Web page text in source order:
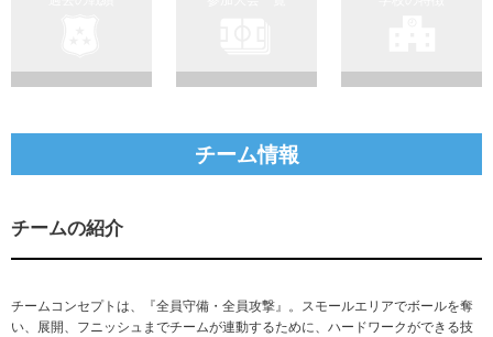
チーム情報
チームの紹介
チームコンセプトは、『全員守備・全員攻撃』。スモールエリアでボールを奪
い、展開、フニッシュまでチームが連動するために、ハードワークができる技